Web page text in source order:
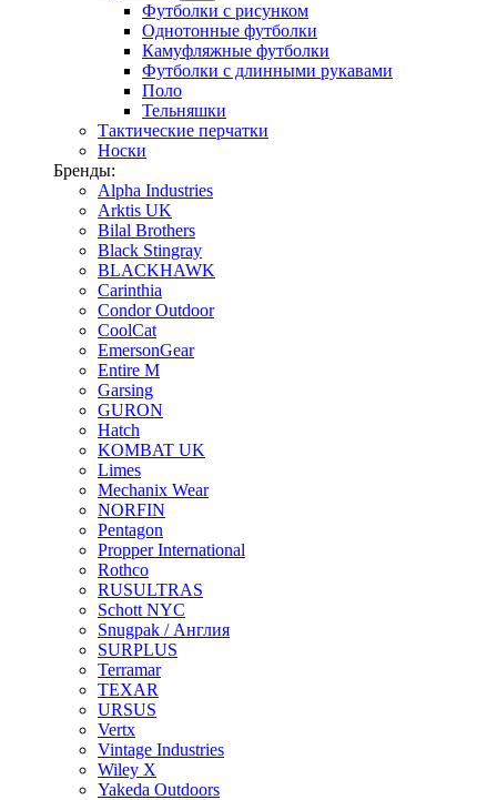
Футболки с рисунком
Однотонные футболки
Камуфляжные футболки
Футболки с длинными рукавами
Поло
Тельняшки
Тактические перчатки
Носки
Бренды:
Alpha Industries
Arktis UK
Bilal Brothers
Black Stingray
BLACKHAWK
Carinthia
Condor Outdoor
CoolCat
EmersonGear
Entire M
Garsing
GURON
Hatch
KOMBAT UK
Limes
Mechanix Wear
NORFIN
Pentagon
Propper International
Rothco
RUSULTRAS
Schott NYC
Snugpak / Англия
SURPLUS
Terramar
TEXAR
URSUS
Vertx
Vintage Industries
Wiley X
Yakeda Outdoors